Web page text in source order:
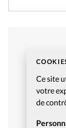
Ce site
votre
de